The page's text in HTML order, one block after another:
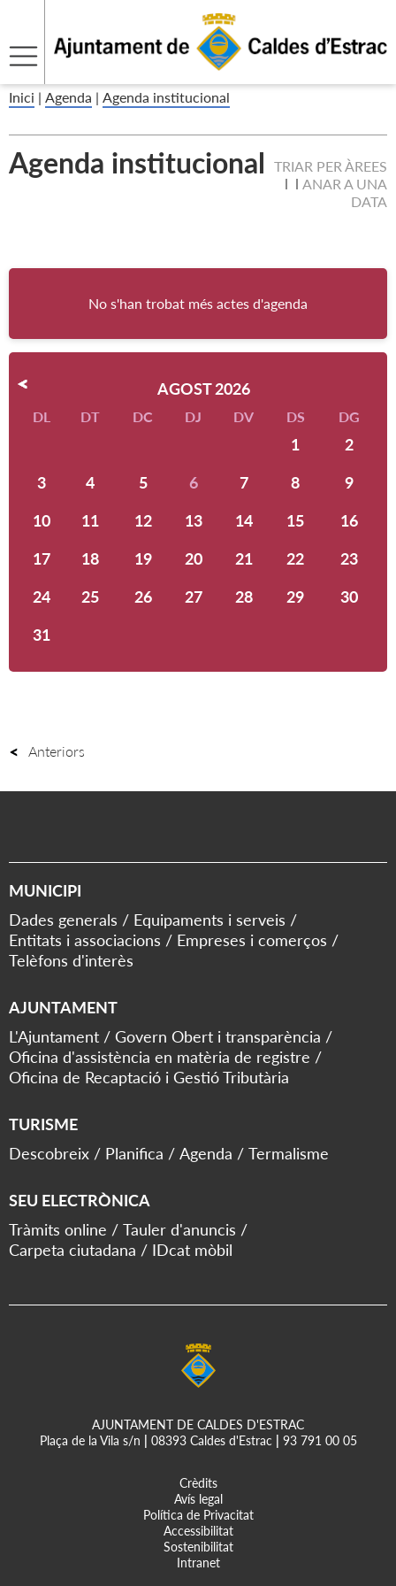
Inici | Agenda | Agenda institucional
Agenda institucional
TRIAR PER ÀREES
ANAR A UNA
DATA
No s'han trobat més actes d'agenda
AGOST 2026
DL DT DC DJ DV DS DG
1
2
3
4 5 6 7 8
9
10
11 12 13 14 15
16
17
18 19 20 21 22
23
24
25 26 27 28 29
30
31
Anteriors
MUNICIPI
Dades generals
Equipaments i serveis
Entitats i associacions
Empreses i comerços
Telèfons d'interès
AJUNTAMENT
L'Ajuntament
Govern Obert i transparència
Oficina d'assistència en matèria de registre
Oficina de Recaptació i Gestió Tributària
TURISME
Descobreix
Planifica Agenda Termalisme
SEU ELECTRÒNICA
Tràmits online
Tauler d'anuncis
Carpeta ciutadana
IDcat mòbil
AJUNTAMENT DE CALDES D'ESTRAC
Plaça de la Vila s/n
08393 Caldes d'Estrac 93 791 00 05
Crèdits
Avís legal
Política de Privacitat
Accessibilitat
Sostenibilitat
Intranet